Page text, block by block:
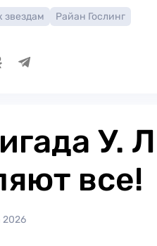
звездам Райан Гослинг
У.
все!
2026